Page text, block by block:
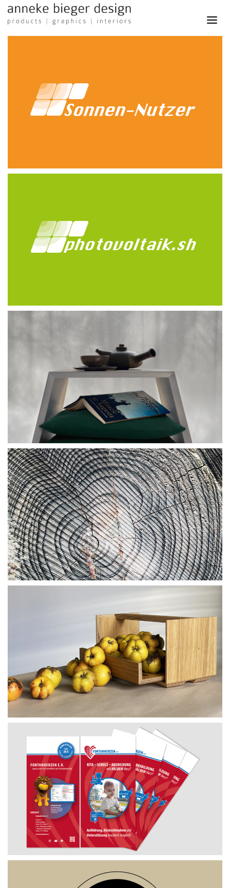
sonnen nutzer gbr - 2023
logodesign
vertriebsader gmbh - 2023
hocker – tisch – stauraum
bannigfein. gmbh & co. kg - 2022
inspired by
2022
#smartstorage
bannigfein. gmbh & co. kg - 2022
flyerdesign